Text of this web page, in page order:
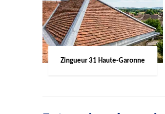
Zingueur 31 Haute-Garonne